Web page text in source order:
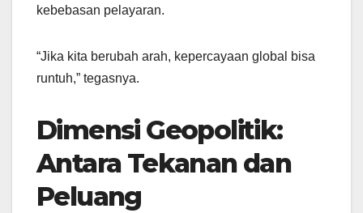
kebebasan pelayaran.
“Jika kita berubah arah, kepercayaan global bisa
runtuh,” tegasnya.
Dimensi Geopolitik:
Antara Tekanan dan
Peluang